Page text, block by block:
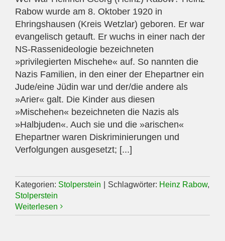
Rabow wurde am 8. Oktober 1920 in
Ehringshausen (Kreis Wetzlar) geboren. Er war
evangelisch getauft. Er wuchs in einer nach der
NS-Rassenideologie bezeichneten
»privilegierten Mischehe« auf. So nannten die
Nazis Familien, in den einer der Ehepartner ein
Jude/eine Jüdin war und der/die andere als
»Arier« galt. Die Kinder aus diesen
»Mischehen« bezeichneten die Nazis als
»Halbjuden«. Auch sie und die »arischen«
Ehepartner waren Diskriminierungen und
Verfolgungen ausgesetzt; [...]
Kategorien: Stolperstein Schlagwörter: Heinz Rabow,
Stolperstein
Weiterlesen